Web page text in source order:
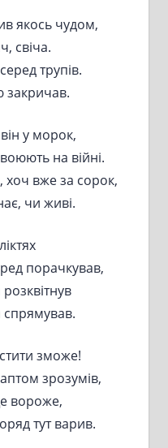
якось чудом,
свіча.
трупів.
закричав.
у морок,
на війні.
вже за сорок,
чи живі.
порачкував,
спрямував.
зможе!
зрозумів,
вороже,
тут варив.